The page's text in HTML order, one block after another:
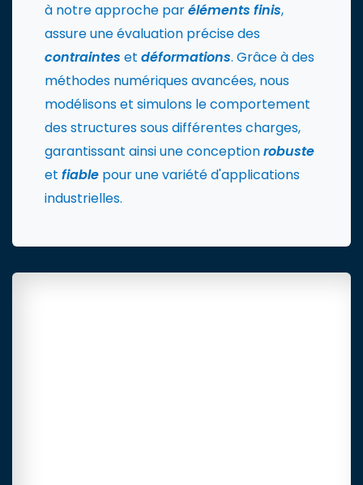
à notre approche paréléments finis,
assure une évaluation précise des
contraintes et déformations. Grâce à des
méthodes numériques avancées, nous
modélisons et simulons le comportement
des structures sous différentes charges,
garantissant ainsi une conceptionrobuste
et fiable pour une variété d'applications
industrielles.